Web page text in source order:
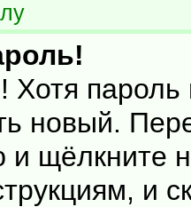
Хотя
новый.
и щёлкните
и